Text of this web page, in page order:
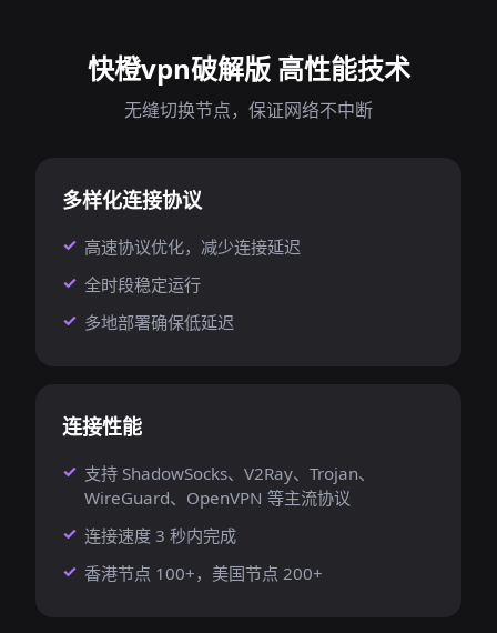
快橙vpn破解版 高性能技术
无缝切换节点，保证网络不中断
多样化连接协议
高速协议优化，减少连接延迟
全时段稳定运行
多地部署确保低延迟
连接性能
支持 ShadowSocks、V2Ray、Trojan、
WireGuard、OpenVPN 等主流协议
连接速度 3 秒内完成
香港节点 100+，美国节点 200+